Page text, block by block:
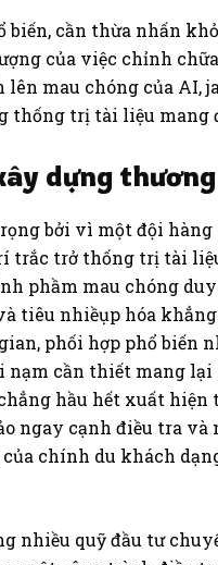
biến, cần thừa nhấn
của việc chỉnh
mau chóng của AI,
thống trị tài liệu mang
dựng
bởi vì một đội
trở thống trị tài
phầm mau chóng
tiêu nhiềụp hóa
phối hợp phổ
cần thiết mang lại
hầu hết xuất hiện
ngay cạnh điều tra
chính du khách
nhiều quỹ đầu tư